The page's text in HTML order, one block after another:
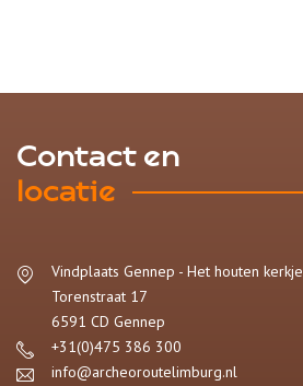
Contact en
locatie
Vindplaats Gennep - Het houten kerkje
Torenstraat 17
6591 CD Gennep
+31(0)475 386 300
info@archeoroutelimburg.nl